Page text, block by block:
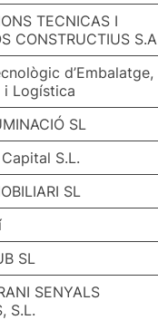
TECNICAS I
CONSTRUCTIUS S.A
d’Embalatge,
i Logística
SL
S.L.
SL
SL
SENYALS
S.L.